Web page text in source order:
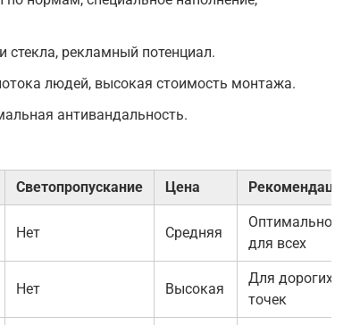
стекла, рекламный потенциал.
людей, высокая стоимость монтажа.
антивандальность.
Светопропускание Цена Рекомендация
Нет Средняя
Оптимально
для всех
Нет Высокая
Для дорогих
точек